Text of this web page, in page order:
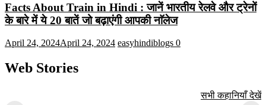
Facts About Train in Hindi : जानें भारतीय रेलवे और ट्रेनों
के बारे में ये 20 बातें जो बढ़ाएंगी आपकी नाॅलेज
April 24, 2024April 24, 2024 easyhindiblogs 0
Web Stories
ऐतिहासिक स्थान
सभी कहानियाँ देखें